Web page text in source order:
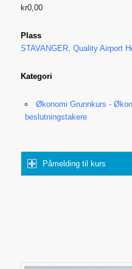
kr0,00
Plass
STAVANGER, Quality Airport
Kategori
Økonomi Grunnkurs -
beslutningstakere
Påmelding til kurs